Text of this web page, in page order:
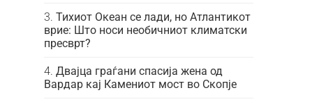
Тихиот Океан се лади, но Атлантикот
врие: Што носи необичниот климатски
пресврт?
Двајца граѓани спасија жена од
Вардар кај Камениот мост во Скопје